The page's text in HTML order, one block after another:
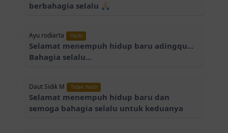
berbahagia selalu 🙏🏻
Ayu rodiarta Hadir
Selamat menempuh hidup baru adingqu...
Bahagia selalu...
Daut Sidik M Tidak Hadir
Selamat menempuh hidup baru dan
semoga bahagia selalu untuk keduanya